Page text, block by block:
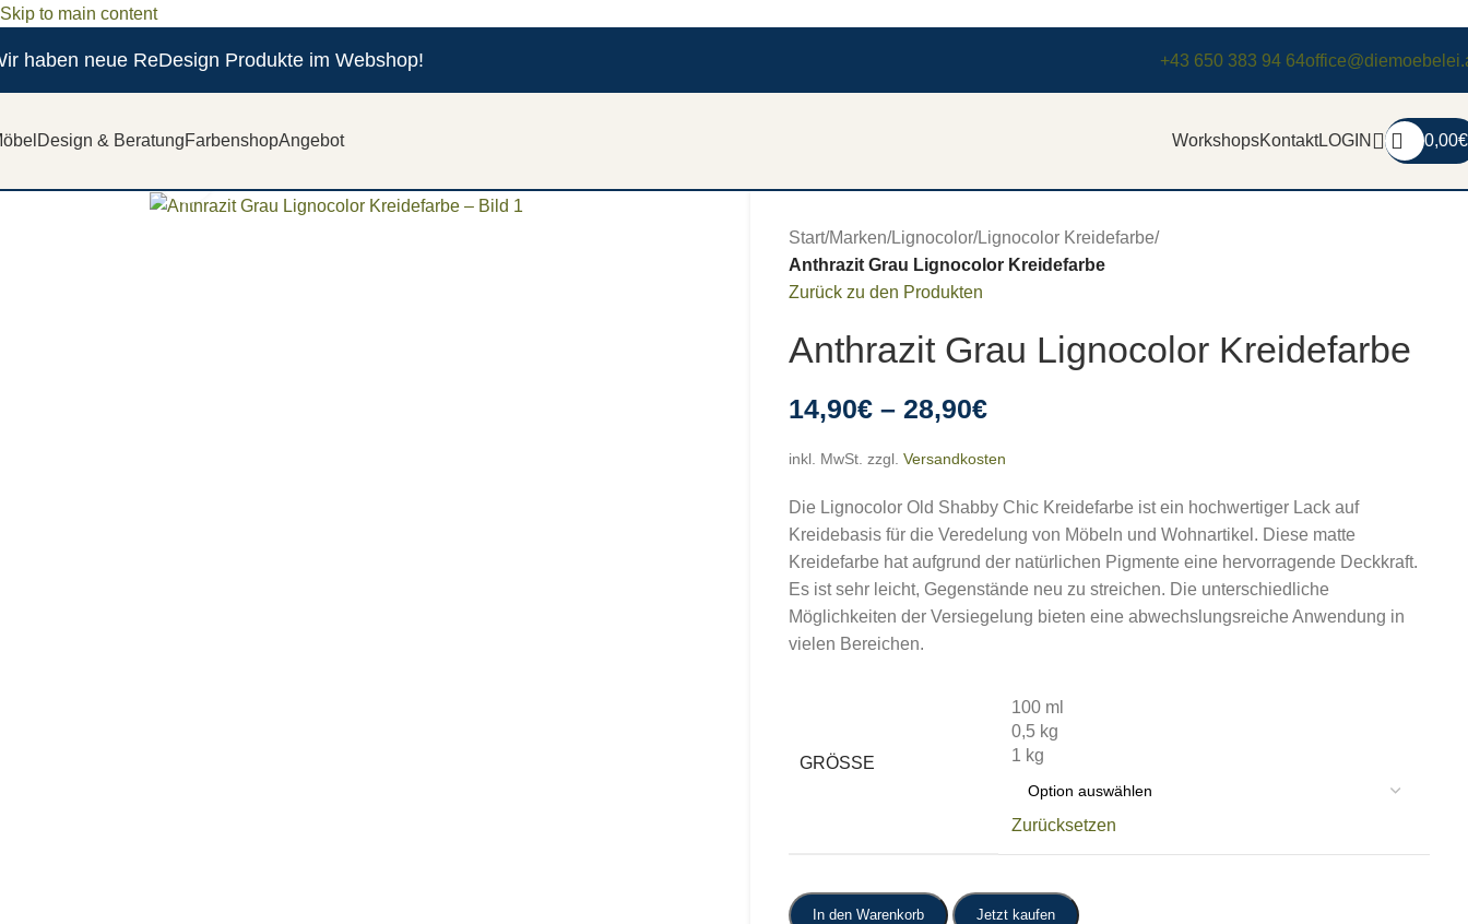
Skip to main content
haben neue ReDesign Produkte im Webshop! +43 650 383 94 64
Design & BeratungFarbenshopAngebot WorkshopsKontaktLOGIN 0,00€
Start/Marken/Lignocolor/Lignocolor Kreidefarbe/
Anthrazit Grau Lignocolor Kreidefarbe
Zurück zu den Produkten
Anthrazit Grau Lignocolor Kreidefarbe
14,90€ – 28,90€
inkl. MwSt. zzgl. Versandkosten
Die Lignocolor Old Shabby Chic Kreidefarbe ist ein hochwertiger Lack auf
Kreidebasis für die Veredelung von Möbeln und Wohnartikel. Diese matte
Kreidefarbe hat aufgrund der natürlichen Pigmente eine hervorragende Deckkraft.
Es ist sehr leicht, Gegenstände neu zu streichen. Die unterschiedliche
Möglichkeiten der Versiegelung bieten eine abwechslungsreiche Anwendung in
vielen Bereichen.
GRÖSSE
100 ml
0,5 kg
1 kg
Zurücksetzen
In den Warenkorb Jetzt kaufen